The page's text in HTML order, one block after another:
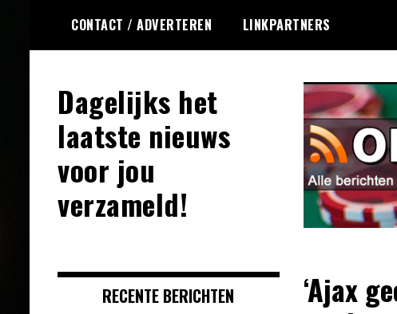
de
CONTACT / ADVERTEREN LINKPARTNERS
Dagelijks het
laatste nieuws
voor jou
verzameld!
‘Ajax
RECENTE BERICHTEN